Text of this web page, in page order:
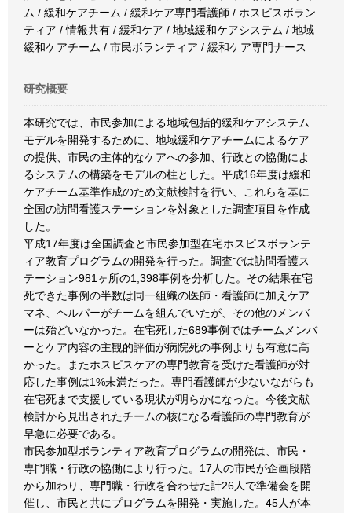
ム / 緩和ケアチーム / 緩和ケア専門看護師 / ホスピスボラン
ティア / 情報共有 / 緩和ケア / 地域緩和ケアシステム / 地域
緩和ケアチーム / 市民ボランティア / 緩和ケア専門ナース
研究概要
本研究では、市民参加による地域包括的緩和ケアシステム
モデルを開発するために、地域緩和ケアチームによるケア
の提供、市民の主体的なケアへの参加、行政との協働によ
るシステムの構築をモデルの柱とした。平成16年度は緩和
ケアチーム基準作成のため文献検討を行い、これらを基に
全国の訪問看護ステーションを対象とした調査項目を作成
した。
平成17年度は全国調査と市民参加型在宅ホスピスボランテ
ィア教育プログラムの開発を行った。調査では訪問看護ス
テーション981ヶ所の1,398事例を分析した。その結果在宅
死できた事例の半数は同一組織の医師・看護師に加えケア
マネ、ヘルパーがチームを組んでいたが、その他のメンバ
ーは殆どいなかった。在宅死した689事例ではチームメンバ
ーとケア内容の主観的評価が病院死の事例よりも有意に高
かった。またホスピスケアの専門教育を受けた看護師が対
応した事例は1%未満だった。専門看護師が少ないながらも
在宅死まで支援している現状が明らかになった。今後文献
検討から見出されたチームの核になる看護師の専門教育が
早急に必要である。
市民参加型ボランティア教育プログラムの開発は、市民・
専門職・行政の協働により行った。17人の市民が企画段階
から加わり、専門職・行政を合わせた計26人で準備会を開
催し、市民と共にプログラムを開発・実施した。45人が本